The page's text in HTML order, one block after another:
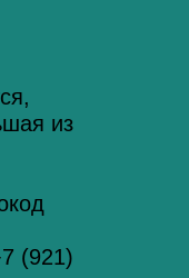
из
(921)